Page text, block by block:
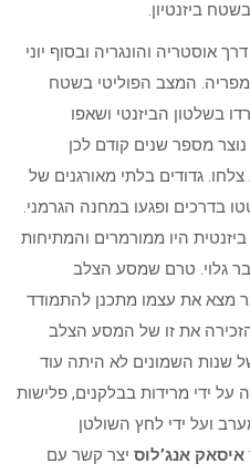
ביזנטיון.
אוסטריה והונגריה ובסוף יוני
המצב הפוליטי בשטח
בשלטון הביזנטי ושאפו
מספר שנים קודם לכן
צלחו. גדודים בלתי מאורגנים של
בדרכים ופגעו במחנה הגרמני.
היו ממורמרים והמתיחות
גלוי. טרם שמסע הצלב
מצא את עצמו מתכנן להתמודד
את זו של המסע הצלב
שנות השמונים לא היתה עוד
על ידי מרידות בבלקנים, פלישות
ועל ידי לחץ השולטן
איסאק אנג’לוס יצר קשר עם